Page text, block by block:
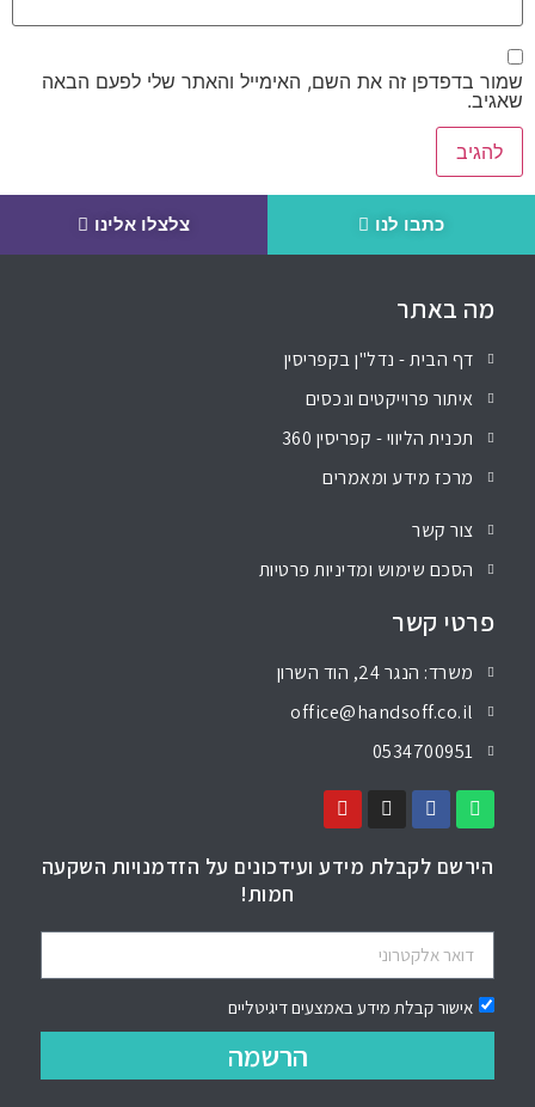
שמור בדפדפן זה את השם, האימייל והאתר שלי לפעם הבאה
שאגיב.
כתבו לנו צלצלו אלינו
מה באתר
דף הבית - נדל"ן בקפריסין
איתור פרוייקטים ונכסים
תכנית הליווי - קפריסין 360
מרכז מידע ומאמרים
צור קשר
הסכם שימוש ומדיניות פרטיות
פרטי קשר
משרד: הנגר 24, הוד השרון
office@handsoff.co.il
0534700951
הירשם לקבלת מידע ועידכונים על הזדמנויות השקעה
חמות!
אישור קבלת מידע באמצעים דיגיטליים
הרשמה